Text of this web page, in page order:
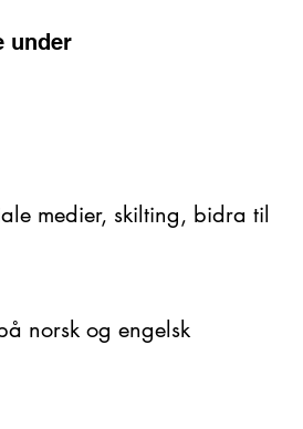
under
medier, skilting, bidra til
norsk og engelsk